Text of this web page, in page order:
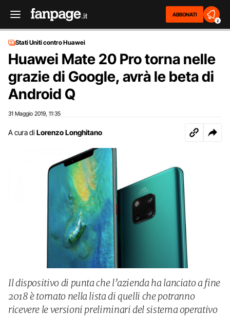
ABBONATI
2
Stati Uniti contro Huawei
Huawei Mate 20 Pro torna nelle
grazie di Google, avrà le beta di
Android Q
31 Maggio 2019 11:35
A cura di Lorenzo Longhitano
Il dispositivo di punta che l’azienda ha lanciato a fine
2018 è tornato nella lista di quelli che potranno
ricevere le versioni preliminari del sistema operativo